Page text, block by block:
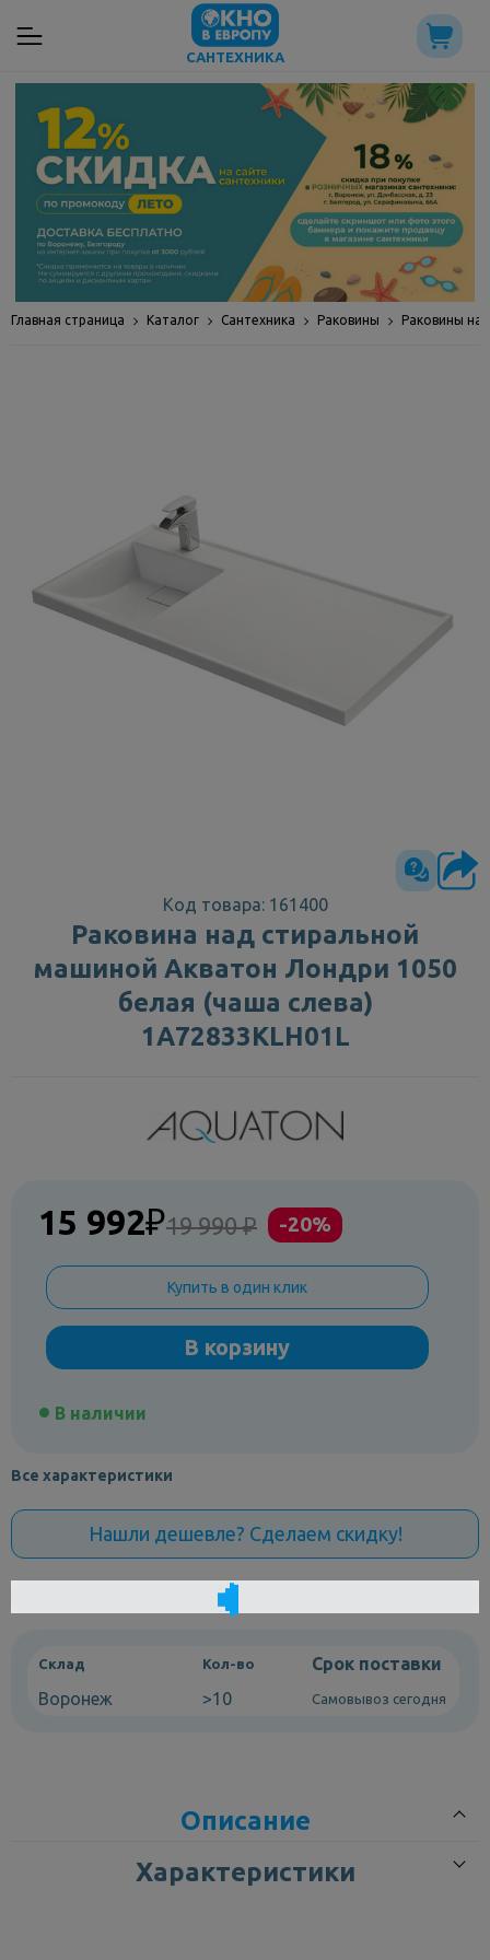
САНТЕХНИКА
Главная страница Каталог Сантехника Раковины Раковины
Код товара: 161400
Раковина над стиральной
машиной Акватон Лондри 1050
белая (чаша слева)
1A72833KLH01L
15 992₽19 990 ₽ -20%
Купить в один клик
В корзину
В наличии
Все характеристики
Нашли дешевле? Сделаем скидку!
Склад Кол-во
Срок поставки
Воронеж
>10 Самовывоз сегодня
Описание
Характеристики